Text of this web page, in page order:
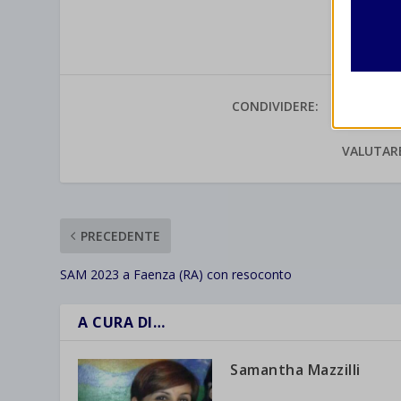
CONDIVIDERE:
PRECEDENTE
SAM 2023 a Faenza (RA) con resoconto
A CURA DI…
Samantha Mazzilli
I
_ga
Altri